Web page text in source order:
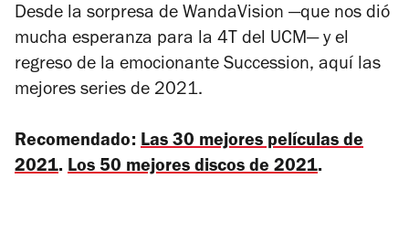
Desde la sorpresa de WandaVision —que nos dió
mucha esperanza para la 4T del UCM— y el
regreso de la emocionante Succession, aquí las
mejores series de 2021.
Recomendado: Las 30 mejores películas de
2021. Los 50 mejores discos de 2021.